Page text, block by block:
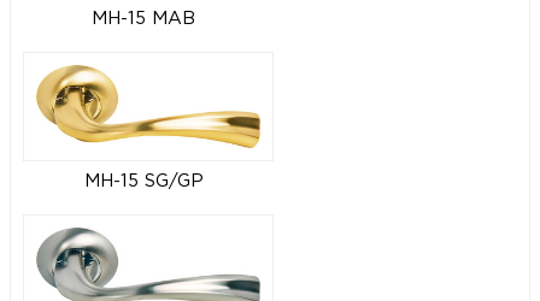
MH-15 MAB
MH-15 SG/GP